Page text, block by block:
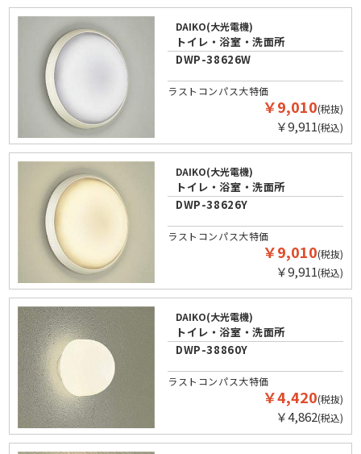
DAIKO(大光電機)
トイレ・浴室・洗面所
DWP-38626W
ラストコンパス大特価
￥9,010(税抜)
￥9,911(税込)
DAIKO(大光電機)
トイレ・浴室・洗面所
DWP-38626Y
ラストコンパス大特価
￥9,010(税抜)
￥9,911(税込)
DAIKO(大光電機)
トイレ・浴室・洗面所
DWP-38860Y
ラストコンパス大特価
￥4,420(税抜)
￥4,862(税込)